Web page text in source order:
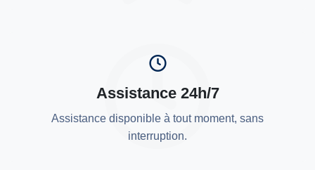
Assistance 24h/7
Assistance disponible à tout moment, sans
interruption.